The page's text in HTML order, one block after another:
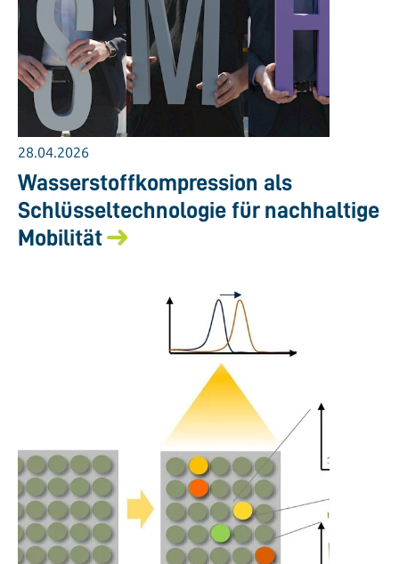
28.04.2026
Wasserstoffkompression als
Schlüsseltechnologie für nachhaltige
Mobilität